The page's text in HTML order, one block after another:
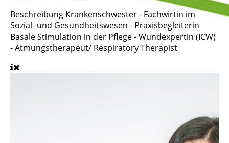
Beschreibung Krankenschwester - Fachwirtin im
Sozial- und Gesundheitswesen - Praxisbegleiterin
Basale Stimulation in der Pflege - Wundexpertin (ICW)
- Atmungstherapeut/ Respiratory Therapist